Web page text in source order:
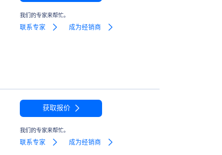
我们的专家来帮忙。
联系专家 成为经销商
获取报价
我们的专家来帮忙。
联系专家 成为经销商